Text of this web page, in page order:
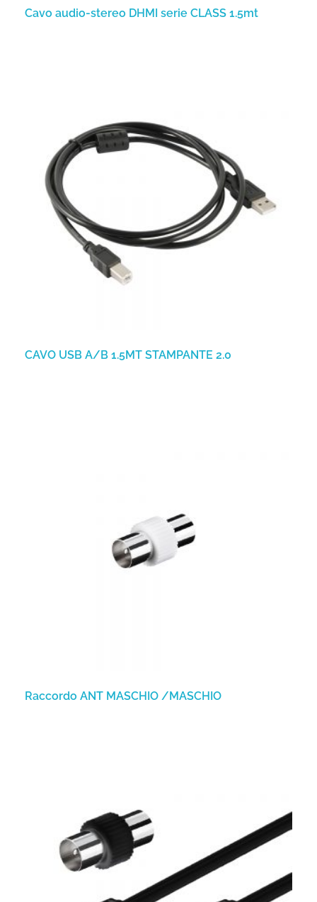
Cavo audio-stereo DHMI serie CLASS 1.5mt
CAVO USB A/B 1.5MT STAMPANTE 2.0
Raccordo ANT MASCHIO /MASCHIO